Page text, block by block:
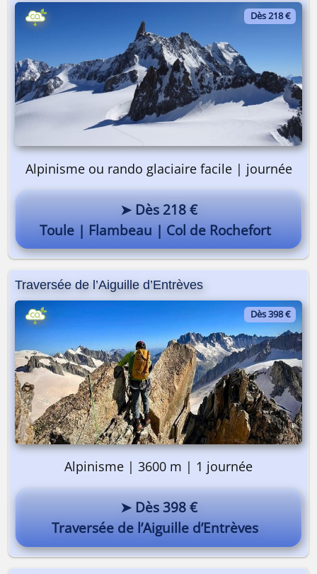
Dès 218 €
Alpinisme ou rando glaciaire facile | journée
➤ Dès 218 €
Toule | Flambeau | Col de Rochefort
Traversée de l’Aiguille d’Entrèves
Dès 398 €
Alpinisme | 3600 m | 1 journée
➤ Dès 398 €
Traversée de l’Aiguille d’Entrèves